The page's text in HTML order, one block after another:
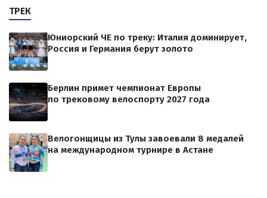
ТРЕК
Юниорский ЧЕ по треку: Италия доминирует,
Россия и Германия берут золото
Берлин примет чемпионат Европы
по трековому велоспорту 2027 года
Велогонщицы из Тулы завоевали 8 медалей
на международном турнире в Астане